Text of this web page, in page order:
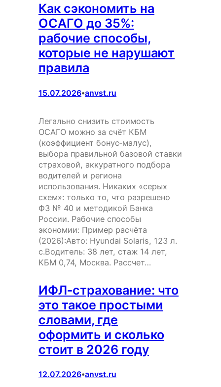
Как сэкономить на
ОСАГО до 35%:
рабочие способы,
которые не нарушают
правила
15.07.2026•anvst.ru
Легально снизить стоимость
ОСАГО можно за счёт КБМ
(коэффициент бонус‑малус),
выбора правильной базовой ставки
страховой, аккуратного подбора
водителей и региона
использования. Никаких «серых
схем»: только то, что разрешено
ФЗ № 40 и методикой Банка
России. Рабочие способы
экономии: Пример расчёта
(2026):Авто: Hyundai Solaris, 123 л.
с.Водитель: 38 лет, стаж 14 лет,
КБМ 0,74, Москва. Рассчет…
ИФЛ‑страхование: что
это такое простыми
словами, где
оформить и сколько
стоит в 2026 году
12.07.2026•anvst.ru